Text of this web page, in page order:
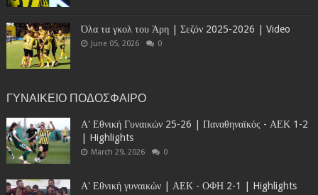
Όλα τα γκολ του Άρη | Σεζόν 2025-2026 | Video
June 05, 2026 0
ΓΥΝΑΙΚΕΙΟ ΠΟΔΟΣΦΑΙΡΟ
Α' Εθνική Γυναικών 25-26 | Παναθηναϊκός - ΑΕΚ 1-2
| Highlights
March 29, 2026 0
Α' Εθνική γυναικών | ΑΕΚ - ΟΦΗ 2-1 | Highlights